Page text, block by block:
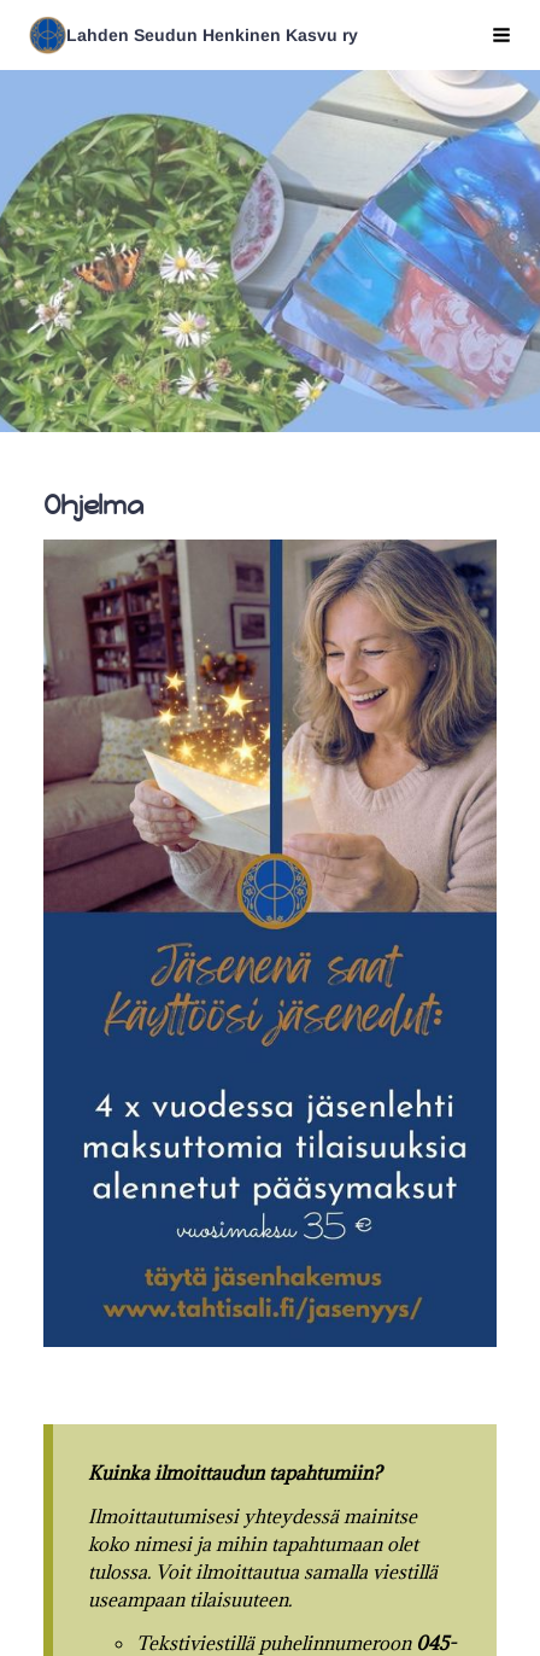
Siirry
sivun
Lahden Seudun Henkinen Kasvu ry
Ohjelma
Kuinka ilmoittaudun tapahtumiin?
Ilmoittautumisesi yhteydessä mainitse
koko nimesi ja mihin tapahtumaan olet
tulossa. Voit ilmoittautua samalla viestillä
useampaan tilaisuuteen.
Tekstiviestillä puhelinnumeroon 045-